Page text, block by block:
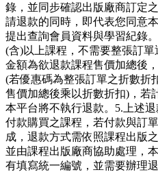
錄，並同步確認出版廠商訂定
請退款的同時，即代表您同意
提出查詢會員資料與學習紀錄
(含)以上課程，不需要整張訂
金額為欲退款課程售價加總後
(若優惠碼為整張訂單之折數折
售價加總後乘以折數折扣)，若
本平台將不執行退款。5.上述
付款購買之課程，若付款與訂
成，退款方式需依照課程出版
並由課程出版廠商協助處理，
有填寫統一編號，並需要辦理